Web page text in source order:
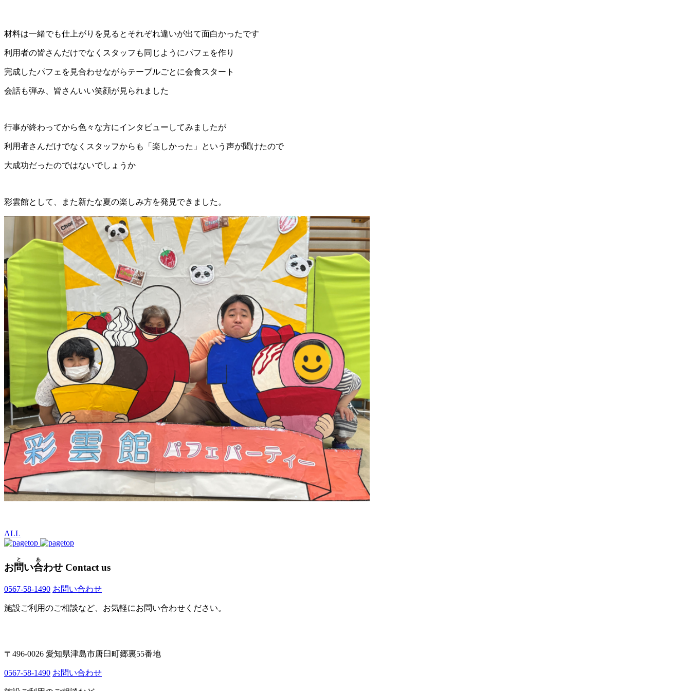
材料は一緒でも仕上がりを見るとそれぞれ違いが出て面白かったです
利用者の皆さんだけでなくスタッフも同じようにパフェを作り
完成したパフェを見合わせながらテーブルごとに会食スタート
会話も弾み、皆さんいい笑顔が見られました
行事が終わってから色々な方にインタビューしてみましたが
利用者さんだけでなくスタッフからも「楽しかった」という声が聞けたので
大成功だったのではないでしょうか
彩雲館として、また新たな夏の楽しみ方を発見できました。
ALL
お問
と
い合
あ
わせ Contact us
0567-58-1490 お問い合わせ
施設ご利用のご相談など、お気軽にお問い合わせください。
〒496-0026 愛知県津島市唐臼町郷裏55番地
0567-58-1490 お問い合わせ